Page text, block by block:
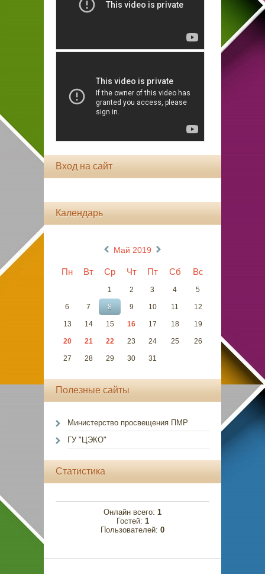
Вход на сайт
Календарь
Май 2019
Пн Вт Ср Чт Пт Сб Вс
1 2 3 4 5
6 7 8 9 10 11 12
13 14 15 16 17 18 19
20 21 22 23 24 25 26
27 28 29 30 31
Полезные сайты
Министерство просвещения ПМР
ГУ "ЦЭКО"
Статистика
Онлайн всего: 1
Гостей: 1
Пользователей: 0